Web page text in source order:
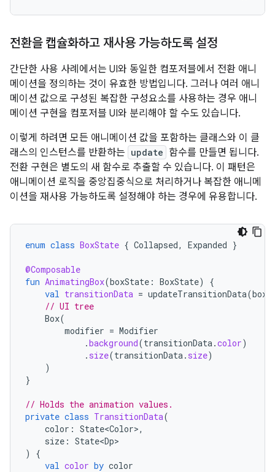
전환을 캡슐화하고 재사용 가능하도록 설정
간단한 사용 사례에서는 UI와 동일한 컴포저블에서 전환 애니
메이션을 정의하는 것이 유효한 방법입니다. 그러나 여러 애니
메이션 값으로 구성된 복잡한 구성요소를 사용하는 경우 애니
메이션 구현을 컴포저블 UI와 분리해야 할 수도 있습니다.
이렇게 하려면 모든 애니메이션 값을 포함하는 클래스와 이 클
래스의 인스턴스를 반환하는 update 함수를 만들면 됩니다.
전환 구현은 별도의 새 함수로 추출할 수 있습니다. 이 패턴은
애니메이션 로직을 중앙집중식으로 처리하거나 복잡한 애니메
이션을 재사용 가능하도록 설정해야 하는 경우에 유용합니다.
enum class BoxState { Collapsed, Expanded }
@Composable
fun AnimatingBox(boxState : BoxState)
{
val transitionData = updateTransitionData(
// UI tree
Box(
modifier = Modifier
.background(transitionData.color)
. size(transitionData. size)
)
}
// Holds the animation values.
private class TransitionData(
color : State<Color>,
size : State<Dp>
)
{
val color by color